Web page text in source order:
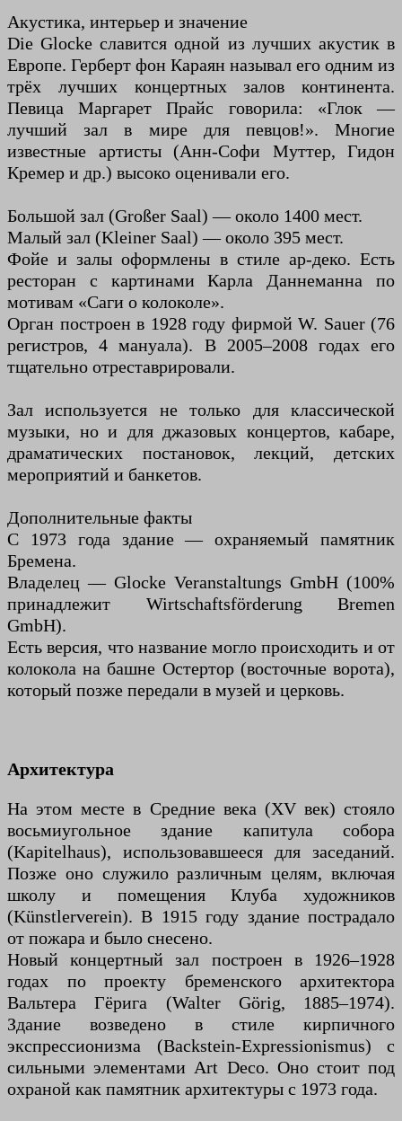
Акустика, интерьер и значение
Die Glocke славится одной из лучших акустик в
Европе. Герберт фон Караян называл его одним из
трёх лучших концертных залов континента.
Певица Маргарет Прайс говорила: «Глок —
лучший зал в мире для певцов!». Многие
известные артисты (Анн-Софи Муттер, Гидон
Кремер и др.) высоко оценивали его.
Большой зал (Großer Saal) — около 1400 мест.
Малый зал (Kleiner Saal) — около 395 мест.
Фойе и залы оформлены в стиле ар-деко. Есть
ресторан с картинами Карла Даннеманна по
мотивам «Саги о колоколе».
Орган построен в 1928 году фирмой W. Sauer (76
регистров, 4 мануала). В 2005–2008 годах его
тщательно отреставрировали.
Зал используется не только для классической
музыки, но и для джазовых концертов, кабаре,
драматических постановок, лекций, детских
мероприятий и банкетов.
Дополнительные факты
С 1973 года здание — охраняемый памятник
Бремена.
Владелец — Glocke Veranstaltungs GmbH (100%
принадлежит Wirtschaftsförderung Bremen
GmbH).
Есть версия, что название могло происходить и от
колокола на башне Остертор (восточные ворота),
который позже передали в музей и церковь.
Архитектура
На этом месте в Средние века (XV век) стояло
восьмиугольное здание капитула собора
(Kapitelhaus), использовавшееся для заседаний.
Позже оно служило различным целям, включая
школу и помещения Клуба художников
(Künstlerverein). В 1915 году здание пострадало
от пожара и было снесено.
Новый концертный зал построен в 1926–1928
годах по проекту бременского архитектора
Вальтера Гёрига (Walter Görig, 1885–1974).
Здание возведено в стиле кирпичного
экспрессионизма (Backstein-Expressionismus) с
сильными элементами Art Deco. Оно стоит под
охраной как памятник архитектуры с 1973 года.